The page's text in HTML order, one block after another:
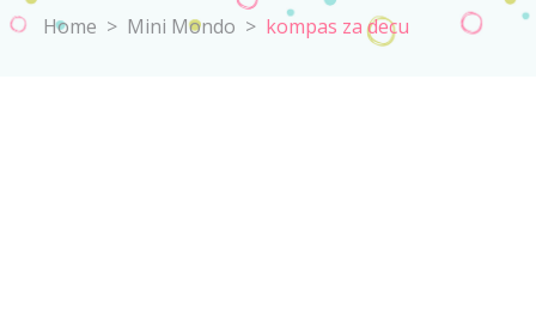
Home > Mini Mondo > kompas za decu